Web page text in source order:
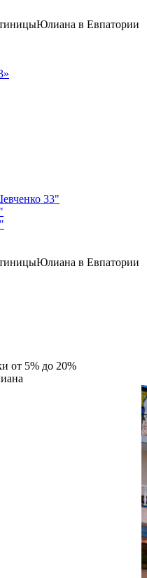
Юлиана в Евпатории
33"
Юлиана в Евпатории
от 5% до 20%